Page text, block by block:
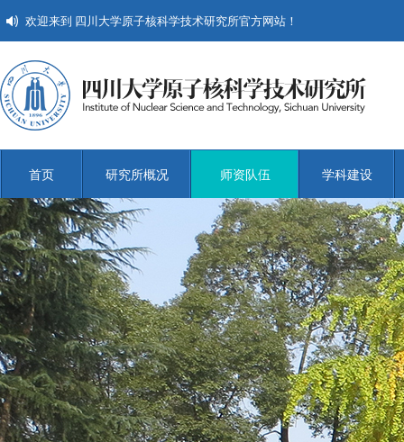
欢迎来到 四川大学原子核科学技术研究所官方网站！
首页 研究所概况 师资队伍 学科建设